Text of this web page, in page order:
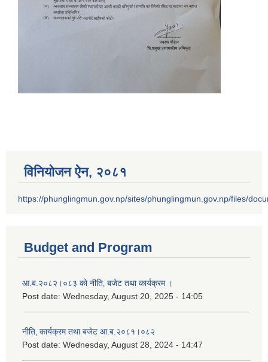
विनियोजन ऐन‚ २०८१
https://phunglingmun.gov.np/sites/phunglingmun.gov.np/files/
Budget and Program
आ.ब.२०८२।०८३ को नीति‚ बजेट तथा कार्यक्रम ।
Post date: Wednesday, August 20, 2025 - 14:05
नीति‚ कार्यक्रम तथा बजेट आ.ब.२०८१।०८२
Post date: Wednesday, August 28, 2024 - 14:47